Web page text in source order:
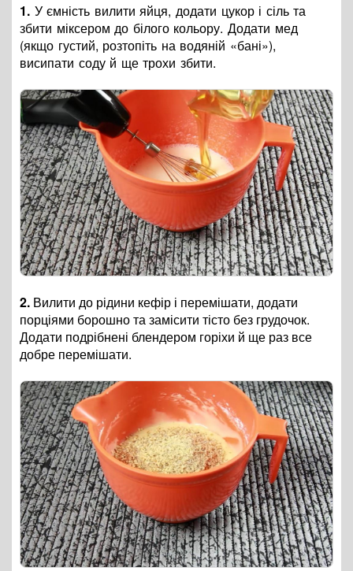
1. У ємність вилити яйця, додати цукор і сіль та
збити міксером до білого кольору. Додати мед
(якщо густий, розтопіть на водяній «бані»),
висипати соду й ще трохи збити.
2. Вилити до рідини кефір і перемішати, додати
порціями борошно та замісити тісто без грудочок.
Додати подрібнені блендером горіхи й ще раз все
добре перемішати.